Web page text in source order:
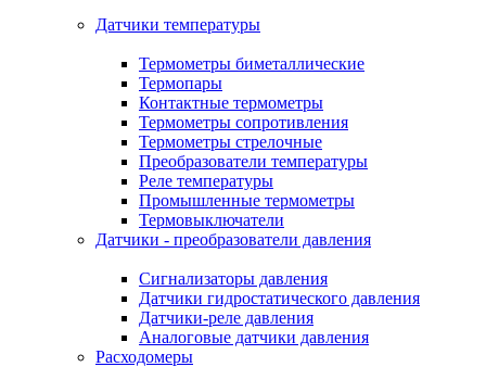
Датчики температуры
Термометры биметаллические
Термопары
Контактные термометры
Термометры сопротивления
Термометры стрелочные
Преобразователи температуры
Реле температуры
Промышленные термометры
Термовыключатели
Датчики - преобразователи давления
Сигнализаторы давления
Датчики гидростатического давления
Датчики-реле давления
Аналоговые датчики давления
Расходомеры